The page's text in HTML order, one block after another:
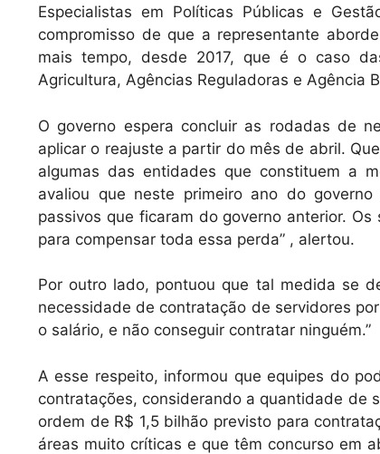
Especialistas em Políticas Públicas e
compromisso de que a representante
mais tempo, desde 2017, que é o caso
Agricultura, Agências Reguladoras e Agência
O governo espera concluir as rodadas de
aplicar o reajuste a partir do mês de abril.
algumas das entidades que constituem a
avaliou que neste primeiro ano do
passivos que ficaram do governo anterior.
para compensar toda essa perda” , alertou.
Por outro lado, pontuou que tal medida se
necessidade de contratação de servidores
o salário, e não conseguir contratar ninguém.”
A esse respeito, informou que equipes do
contratações, considerando a quantidade de
ordem de R$ 1,5 bilhão previsto para
áreas muito críticas e que têm concurso em